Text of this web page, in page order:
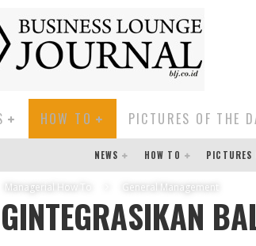
HOW TO PICTURES OF THE
NEWS HOW TO PICTURES
Managerial How To General Management